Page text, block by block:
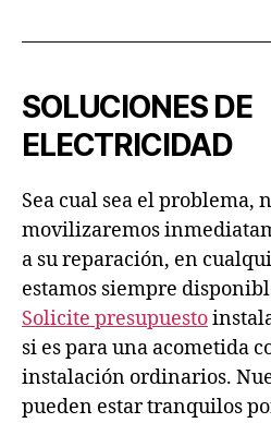
SOLUCIONES DE
ELECTRICIDAD
Sea cual sea el problema,
movilizaremos
a su reparación, en
estamos siempre
Solicite presupuesto
si es para una acometida
instalación ordinarios.
pueden estar tranquilos